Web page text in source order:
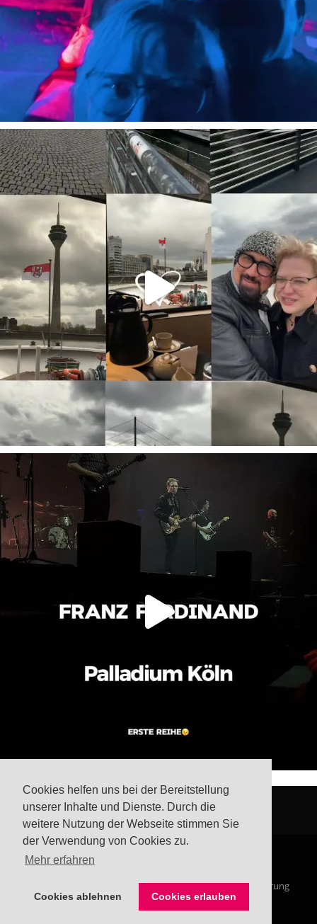
Cookies helfen uns bei der Bereitstellung
unserer Inhalte und Dienste. Durch die
weitere Nutzung der Webseite stimmen Sie
der Verwendung von Cookies zu.
Mehr erfahren
Cookies ablehnen Cookies erlauben
Impressum Datenschutzerklärung